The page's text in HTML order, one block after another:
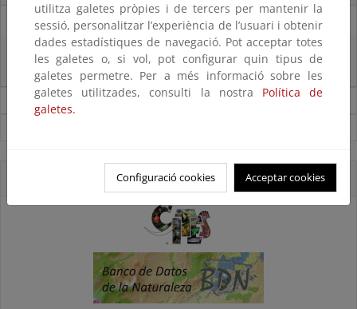
27/06/2025
La reunión ministerial de OSPAR refuerza la acción conjunta para proteger
el Atlántico Nordeste
Noticias sobre Biodiversidad
utilitza galetes pròpies i de tercers per mantenir la
sessió, personalitzar l’experiència de l’usuari i obtenir
dades estadístiques de navegació. Pot acceptar totes
les galetes o, si vol, pot configurar quin tipus de
galetes permetre. Per a més informació sobre les
galetes utilitzades, consulti la nostra Política de
galetes.
Configuració cookies Acceptar cookies